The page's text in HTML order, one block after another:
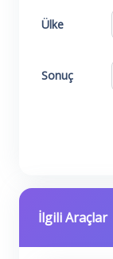
Ülke
Sonuç
İlgili Araçlar